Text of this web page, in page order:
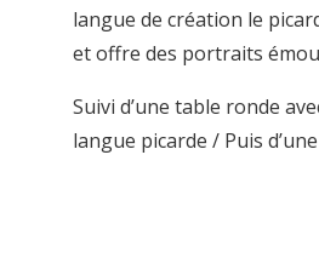
langue de création le
et offre des portraits
Suivi d’une table ronde
langue picarde / Puis